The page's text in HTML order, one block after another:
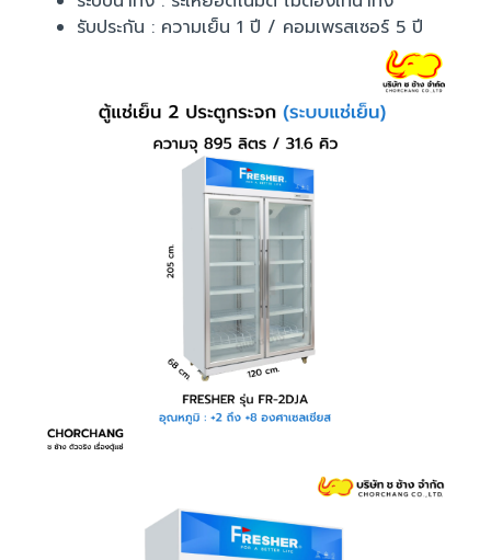
รับประกัน : ความเย็น 1 ปี / คอมเพรสเซอร์ 5 ปี